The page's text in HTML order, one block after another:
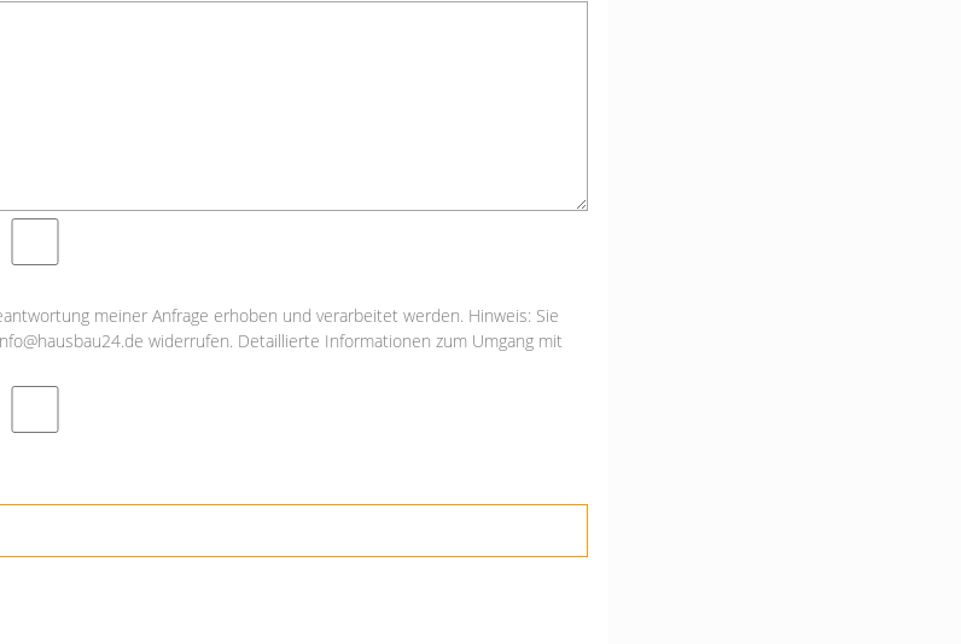
meiner Anfrage erhoben und verarbeitet werden. Hinweis: Sie
widerrufen. Detaillierte Informationen zum Umgang mit